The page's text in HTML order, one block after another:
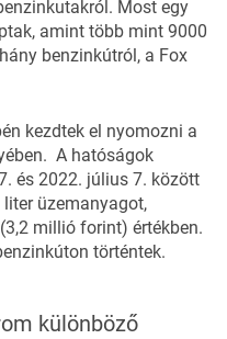
Most egy
amint több mint 9000
benzinkútról, a Fox
kezdtek el nyomozni a
A hatóságok
és 2022. július 7. között
üzemanyagot,
millió forint) értékben.
történtek.
különböző